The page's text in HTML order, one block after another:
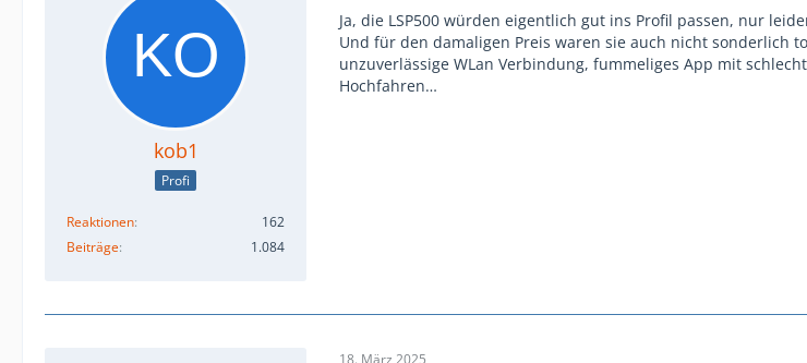
kob1
Profi
Reaktionen
162
Beiträge
1.084
Ja, die LSP500 würden eigentlich gut ins Profil passen, nur
Und für den damaligen Preis waren sie auch nicht sonderlich
unzuverlässige WLan Verbindung, fummeliges App mit
Hochfahren…
18. März 2025